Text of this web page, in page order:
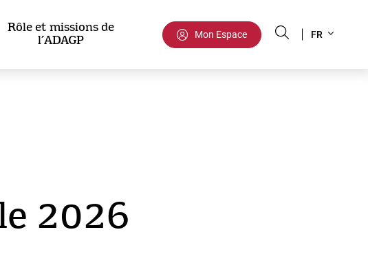
Rôle et missions de
l’ADAGP
Mon Espace
your
FR
2026